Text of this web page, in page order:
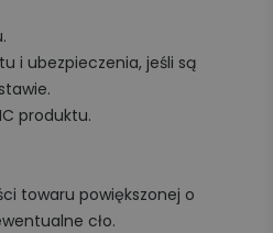
i ubezpieczenia, jeśli są
produktu.
towaru powiększonej o
cło.